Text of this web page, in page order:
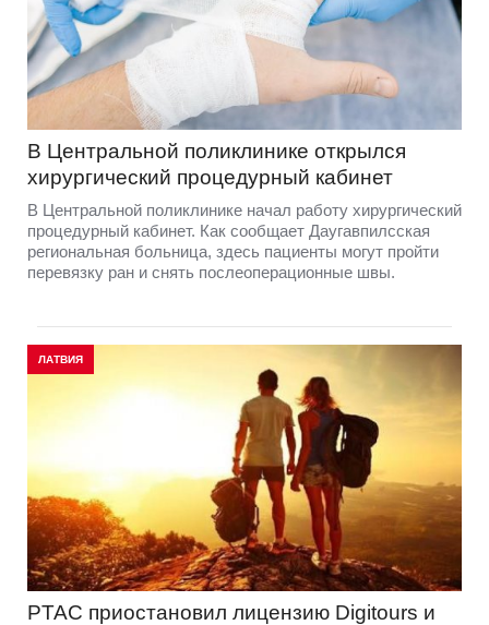
В Центральной поликлинике открылся
хирургический процедурный кабинет
В Центральной поликлинике начал работу хирургический
процедурный кабинет. Как сообщает Даугавпилсская
региональная больница, здесь пациенты могут пройти
перевязку ран и снять послеоперационные швы.
ЛАТВИЯ
PTAC приостановил лицензию Digitours и